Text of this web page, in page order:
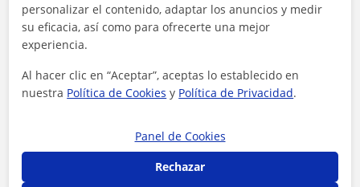
aviso legal
Contactar ahora
personalizar el contenido, adaptar los anuncios y medir
su eficacia, así como para ofrecerte una mejor
experiencia.
Al hacer clic en “Aceptar”, aceptas lo establecido en
nuestra Política de Cookies y Política de Privacidad.
Panel de Cookies
Rechazar